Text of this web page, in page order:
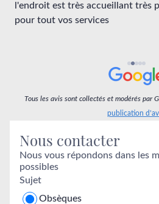
l'endroit est très accueillant très
pour tout vos services
Tous les avis sont collectés et modérés par
publication
Nous contacter
Nous vous répondons dans les
possibles
Sujet
Obsèques